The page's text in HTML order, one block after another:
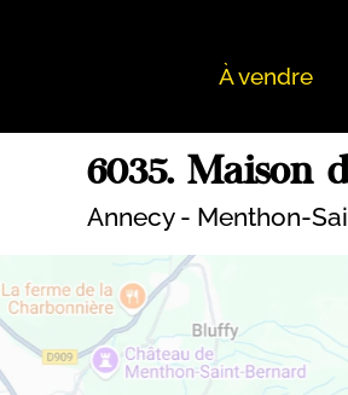
À vendre
6035. Maison
Annecy - Menthon-